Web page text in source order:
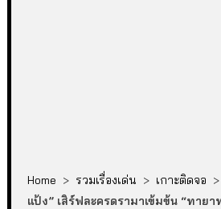
Home > รวมเรื่องเด่น > เกาะติดจอ >
แป้ง” เสิร์ฟละครดรามาเข้มข้น “ทาย